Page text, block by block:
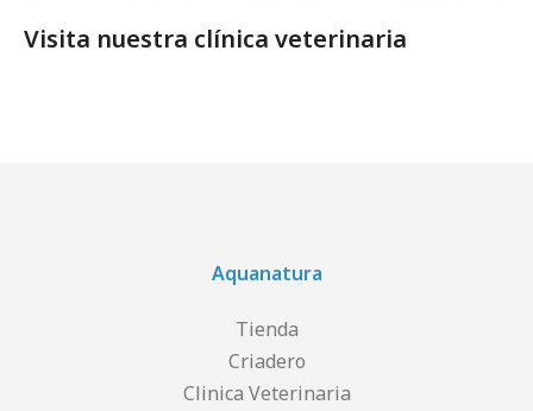
Visita nuestra clínica veterinaria
Aquanatura
Tienda
Criadero
Clinica Veterinaria